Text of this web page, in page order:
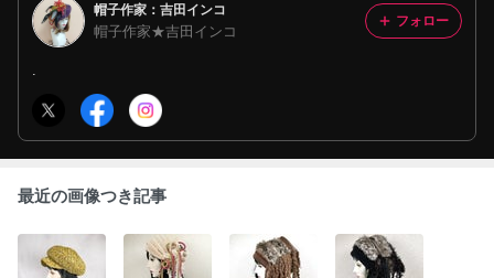
帽子作家：吉田インコ
帽子作家★吉田インコ
.
フォロー
最近の画像つき記事